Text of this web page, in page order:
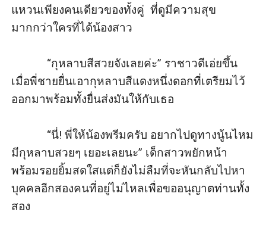
แหวนเพียงคนเดียวของทั้งคู่  ที่ดูมีความสุข
มากกว่าใครที่ได้น้องสาว
“กุหลาบสีสวยจังเลยค่ะ” ราชาวดีเอ่ยขึ้น
เมื่อพี่ชายยื่นเอากุหลาบสีแดงหนึ่งดอกที่เตรียมไว้
ออกมาพร้อมทั้งยื่นส่งมันให้กับเธอ
“นี่! พี่ให้น้องพรีมครับ อยากไปดูทางนู้นไหม
มีกุหลาบสวยๆ เยอะเลยนะ” เด็กสาวพยักหน้า
พร้อมรอยยิ้มสดใสแต่ก็ยังไม่ลืมที่จะหันกลับไปหา
บุคคลอีกสองคนที่อยู่ไม่ไหลเพื่อขออนุญาตท่านทั้ง
สอง